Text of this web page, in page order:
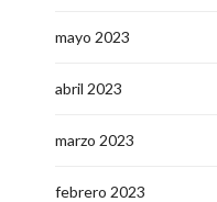
mayo 2023
abril 2023
marzo 2023
febrero 2023